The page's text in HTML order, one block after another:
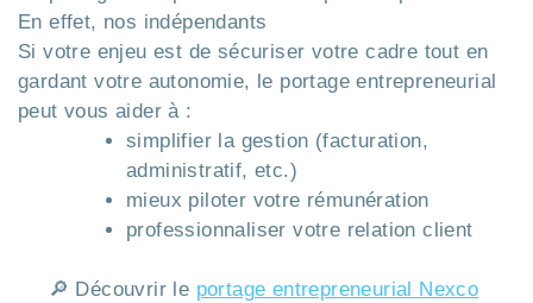
En effet, nos indépendants
Si votre enjeu est de sécuriser votre cadre tout en
gardant votre autonomie, le portage entrepreneurial
peut vous aider à :
simplifier la gestion (facturation,
administratif, etc.)
mieux piloter votre rémunération
professionnaliser votre relation client
🔎 Découvrir le portage entrepreneurial Nexco